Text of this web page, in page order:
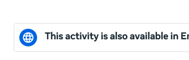
This activity is also available in